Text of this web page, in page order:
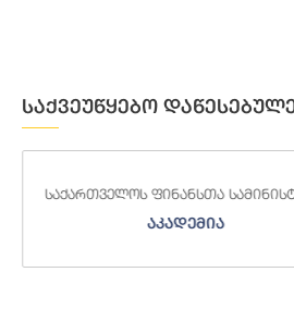
საქვეუწყებო
საქართველოს ფინანსთა
აკადემია